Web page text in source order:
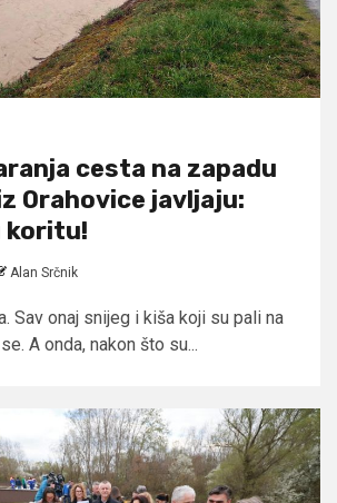
cesta na zapadu
Orahovice javljaju:
koritu!
Alan Srčnik
Sav onaj snijeg i kiša koji su pali na
A onda, nakon što su...